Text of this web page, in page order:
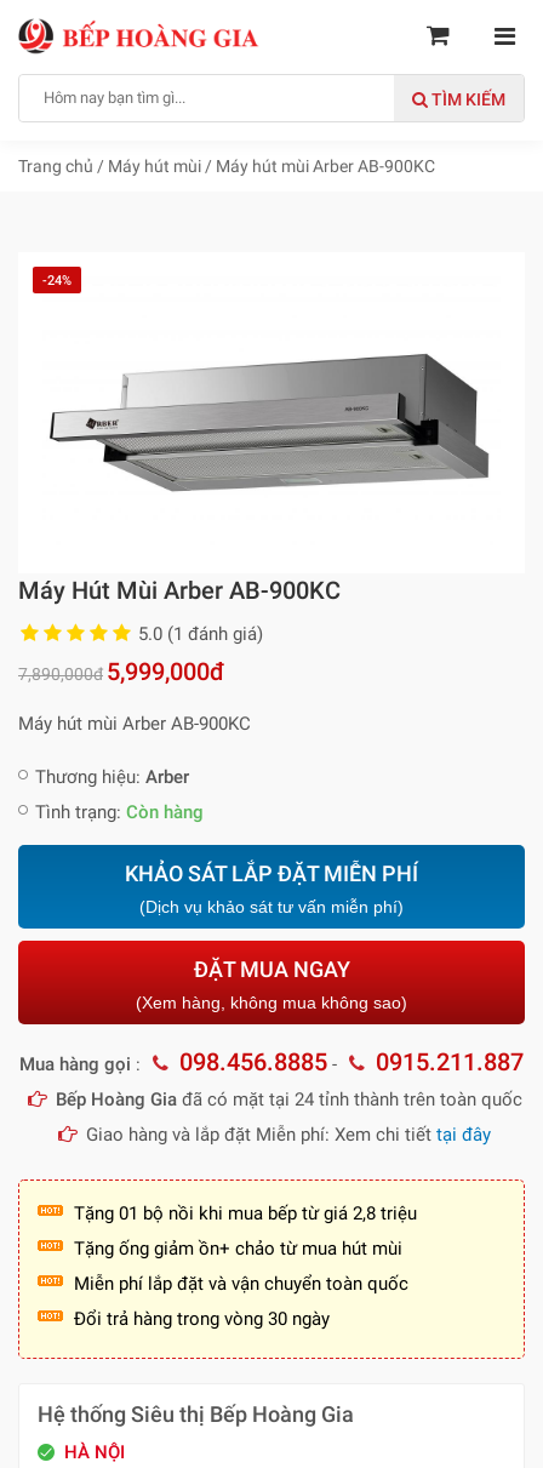
TÌM KIẾM
Trang chủ / Máy hút mùi / Máy hút mùi Arber AB-900KC
-24%
Máy Hút Mùi Arber AB-900KC
5.0 (1 đánh giá)
7,890,000đ 5,999,000đ
Máy hút mùi Arber AB-900KC
Thương hiệu: Arber
Tình trạng: Còn hàng
KHẢO SÁT LẮP ĐẶT MIỄN PHÍ
(Dịch vụ khảo sát tư vấn miễn phí)
ĐẶT MUA NGAY
(Xem hàng, không mua không sao)
Mua hàng gọi : 098.456.8885 - 0915.211.887
Bếp Hoàng Giađã có mặt tại 24 tỉnh thành trên toàn quốc
Giao hàng và lắp đặt Miễn phí: Xem chi tiết tại đây
Tặng 01 bộ nồi khi mua bếp từ giá 2,8 triệu
Tặng ống giảm ồn+ chảo từ mua hút mùi
Miễn phí lắp đặt và vận chuyển toàn quốc
Đổi trả hàng trong vòng 30 ngày
Hệ thống Siêu thị Bếp Hoàng Gia
HÀ NỘI